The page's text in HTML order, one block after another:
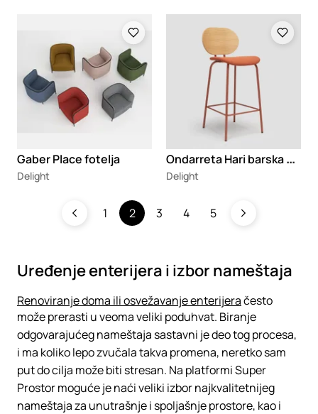
Gaber Place fotelja
Delight
O
ndarreta Hari barska stolica
Delight
1 2 3 4 5
Uređenje enterijera i izbor nameštaja
Renoviranje doma ili osvežavanje enterijeračesto
može prerasti u veoma veliki poduhvat. Biranje
odgovarajućeg nameštaja sastavni je deo tog procesa,
i ma koliko lepo zvučala takva promena, neretko sam
put do cilja može biti stresan. Na platformi Super
Prostor moguće je naći veliki izbor najkvalitetnijeg
nameštaja za unutrašnje i spoljašnje prostore, kao i